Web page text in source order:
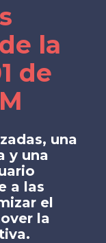
la
de
una
y una
a las
el
la